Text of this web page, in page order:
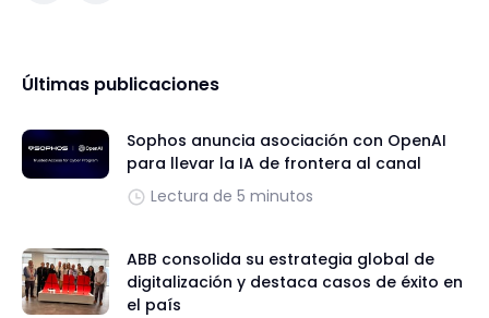
Últimas publicaciones
Sophos anuncia asociación con OpenAI
para llevar la IA de frontera al canal
Lectura de 5 minutos
ABB consolida su estrategia global de
digitalización y destaca casos de éxito en
el país